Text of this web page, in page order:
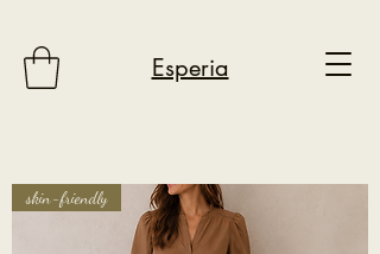
Esperia
skin-friendly